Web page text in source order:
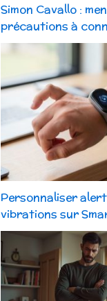
Simon Cavallo :
précautions à
Personnaliser
vibrations sur